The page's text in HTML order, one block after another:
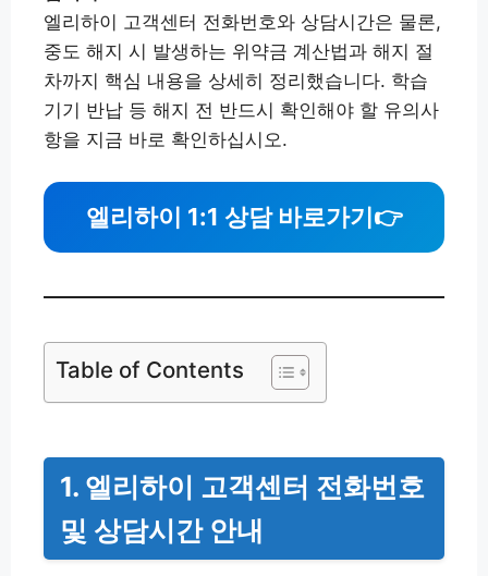
엘리하이 고객센터 전화번호와 상담시간은 물론,
중도 해지 시 발생하는 위약금 계산법과 해지 절
차까지 핵심 내용을 상세히 정리했습니다. 학습
기기 반납 등 해지 전 반드시 확인해야 할 유의사
항을 지금 바로 확인하십시오.
엘리하이 1:1 상담 바로가기 👉
Table of Contents
1. 엘리하이 고객센터 전화번호
및 상담시간 안내